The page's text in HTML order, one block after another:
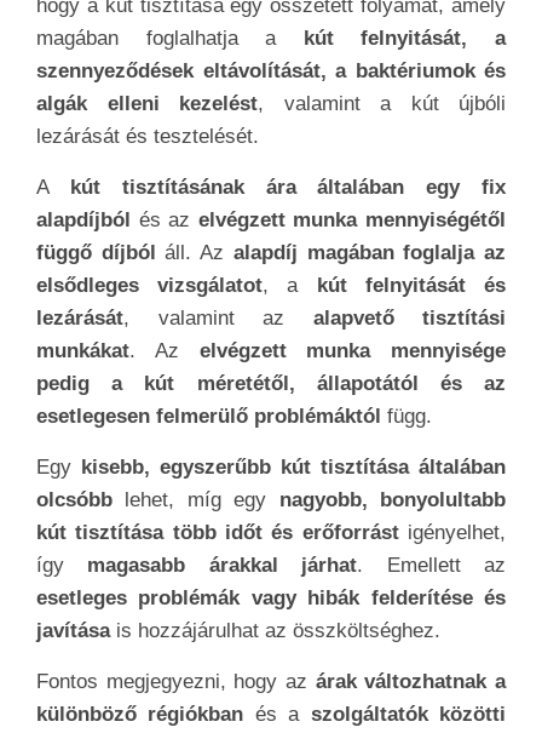
hogy a kút tisztítása egy összetett folyamat, amely
magában foglalhatja a kút felnyitását, a
szennyeződések eltávolítását, a baktériumok és
algák elleni kezelést, valamint a kút újbóli
lezárását és tesztelését.
A kút tisztításának ára általában egy fix
alapdíjból és az elvégzett munka mennyiségétől
függő díjból áll. Az alapdíj magában foglalja az
elsődleges vizsgálatot, a kút felnyitását és
lezárását, valamint az alapvető tisztítási
munkákat. Az elvégzett munka mennyisége
pedig a kút méretétől, állapotától és az
esetlegesen felmerülő problémáktól függ.
Egy kisebb, egyszerűbb kút tisztítása általában
olcsóbb lehet, míg egy nagyobb, bonyolultabb
kút tisztítása több időt és erőforrást igényelhet,
így magasabb árakkal járhat. Emellett az
esetleges problémák vagy hibák felderítése és
javításais hozzájárulhat az összköltséghez.
Fontos megjegyezni, hogy az árak változhatnak a
különböző régiókban és a szolgáltatók közötti